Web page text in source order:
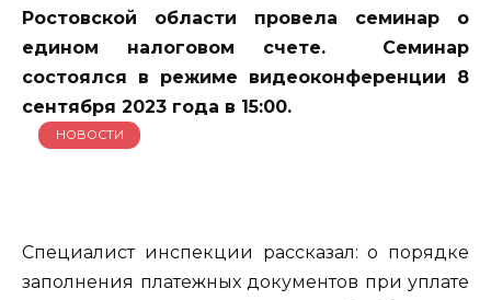
Ростовской области провела семинар о
едином налоговом счете. Семинар
состоялся в режиме видеоконференции 8
сентября 2023 года в 15:00.
НОВОСТИ
Специалист инспекции рассказал: о порядке
заполнения платежных документов при уплате